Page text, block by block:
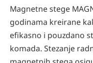
Magnetne stege
godinama kreirane
efikasno i pouzdano
komada. Stezanje